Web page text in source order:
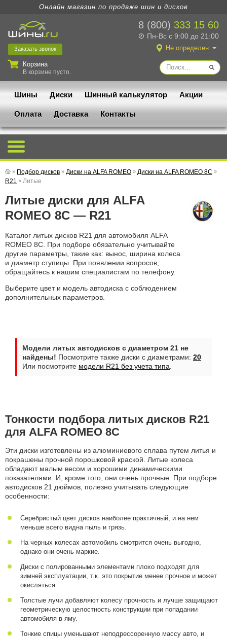
Онлайн магазин по продаже шин и дисков
8 (800) 333 15 60
Пн-Вс с 9:00 до 21:00
Заказать звонок
Корзина
В корзине пусто.
Не определен
Шины Диски Шинный калькулятор Акции
Оплата Доставка Контакты
» Подбор дисков » Диски на ALFA ROMEO » Диски на ALFA ROMEO 8C »
R21 » Литые
Литые диски для ALFA
ROMEO 8C — R21
Каталог литых дисков R21 для автомобиля ALFA
ROMEO 8C. При подборе обязательно учитывайте
другие параметры, такие как: вынос, ширина колеса
и диаметр ступицы. При появлении вопросов,
обращайтесь к нашим специалистам по телефону.
Выберите цвет и модель автодиска с соблюдением
дополнительных параметров.
Модели литых автодисков с диаметром 21 не
найдены! Посмотрите также диски с диаметрами: 20
Или посмотрите модели R21 без учета типа
Тонкости подбора литых дисков R21
для ALFA ROMEO 8C
Эти диски изготовлены из алюминиевого сплава путем литья и
покрашены прочной порошковой краской. Литые колеса
обладают малым весом и хорошими динамическими
показателями. И, кроме того, они очень прочные. При подборе
автодисков 21 дюймов, полезно учитывать следующие
особенности:
Серебристый цвет дисков наиболее практичный, и на нем
меньше всего видна пыль и грязь.
На черных колесах автомобиль смотрится очень выгодно,
однако они очень маркие.
Диски с полированными элементами плохо подходят для
зимней эксплуатации, т.к. это покрытие менее прочное и может
окисляться.
Толстые лучи добавляют колесу прочность и лучше защищают
геометрическую целостность конструкции при попадании
автомобиля в яму.
Тонкие спицы уменьшают неподрессоренную массу авто, и